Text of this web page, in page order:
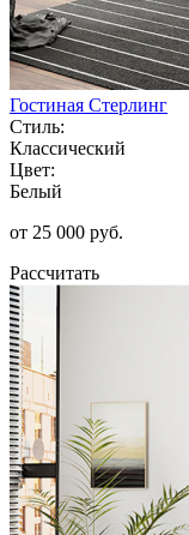
Гостиная Стерлинг
Стиль:
Классический
Цвет:
Белый
от 25 000 руб.
Рассчитать